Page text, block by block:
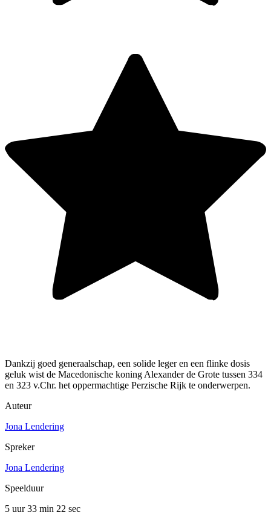
Dankzij goed generaalschap, een solide leger en een flinke dosis
geluk wist de Macedonische koning Alexander de Grote tussen 334
en 323 v.Chr. het oppermachtige Perzische Rijk te onderwerpen.
Auteur
Jona Lendering
Spreker
Jona Lendering
Speelduur
5 uur 33 min 22 sec